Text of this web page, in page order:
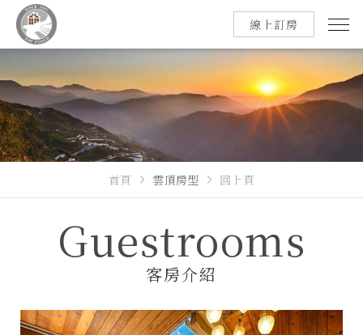
首頁 雲頂房型 回上頁
Guestrooms
客房介紹
線上訂房